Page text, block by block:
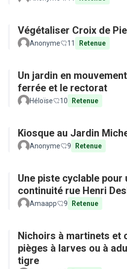
Végétaliser Croix de
Anonyme 11 Retenue
Un jardin en
ferrée et le rectorat
Héloïse 10 Retenue
Kiosque au Jardin
Anonyme 9 Retenue
Une piste cyclable pour
continuité rue Henri
Amaapp 9 Retenue
Nichoirs à martinets et
pièges à larves ou à
tigre